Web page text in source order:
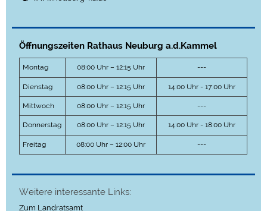
Öffnungszeiten Rathaus Neuburg a.d.Kammel
Montag 08:00 Uhr – 12:15 Uhr ---
Dienstag 08:00 Uhr – 12:15 Uhr 14:00 Uhr - 17:00 Uhr
Mittwoch 08:00 Uhr – 12:15 Uhr ---
Donnerstag 08:00 Uhr – 12:15 Uhr 14:00 Uhr - 18:00 Uhr
Freitag 08:00 Uhr – 12:00 Uhr ---
Weitere interessante Links:
Zum Landratsamt